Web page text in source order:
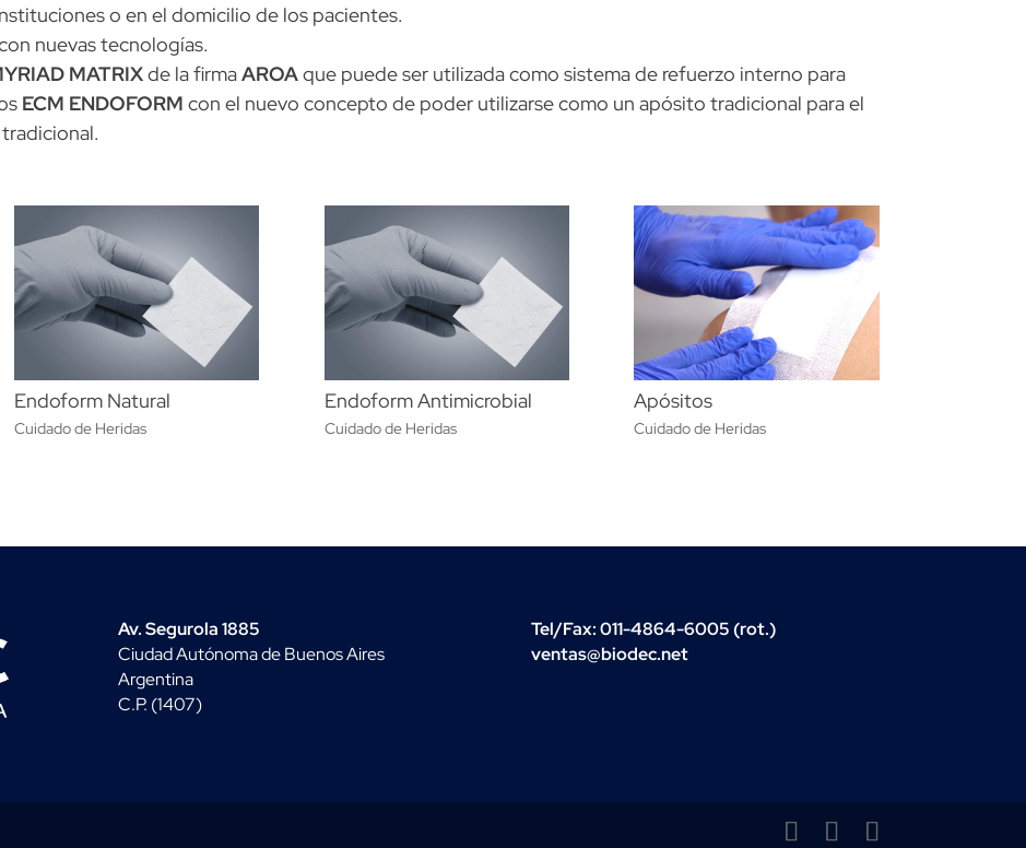
o en el domicilio de los pacientes.
nuevas tecnologías.
MATRIXde la firmaAROAque puede ser utilizada como sistema de refuerzo interno para
ECM ENDOFORM con el nuevo concepto de poder utilizarse como un apósito tradicional para el
Endoform Natural
Cuidado de Heridas
Endoform Antimicrobial
Cuidado de Heridas
Apósitos
Cuidado de Heridas
Av. Segurola 1885
Ciudad Autónoma de Buenos Aires
Argentina
C.P. (1407)
Tel/Fax: 011-4864-6005 (rot.)
ventas@biodec.net